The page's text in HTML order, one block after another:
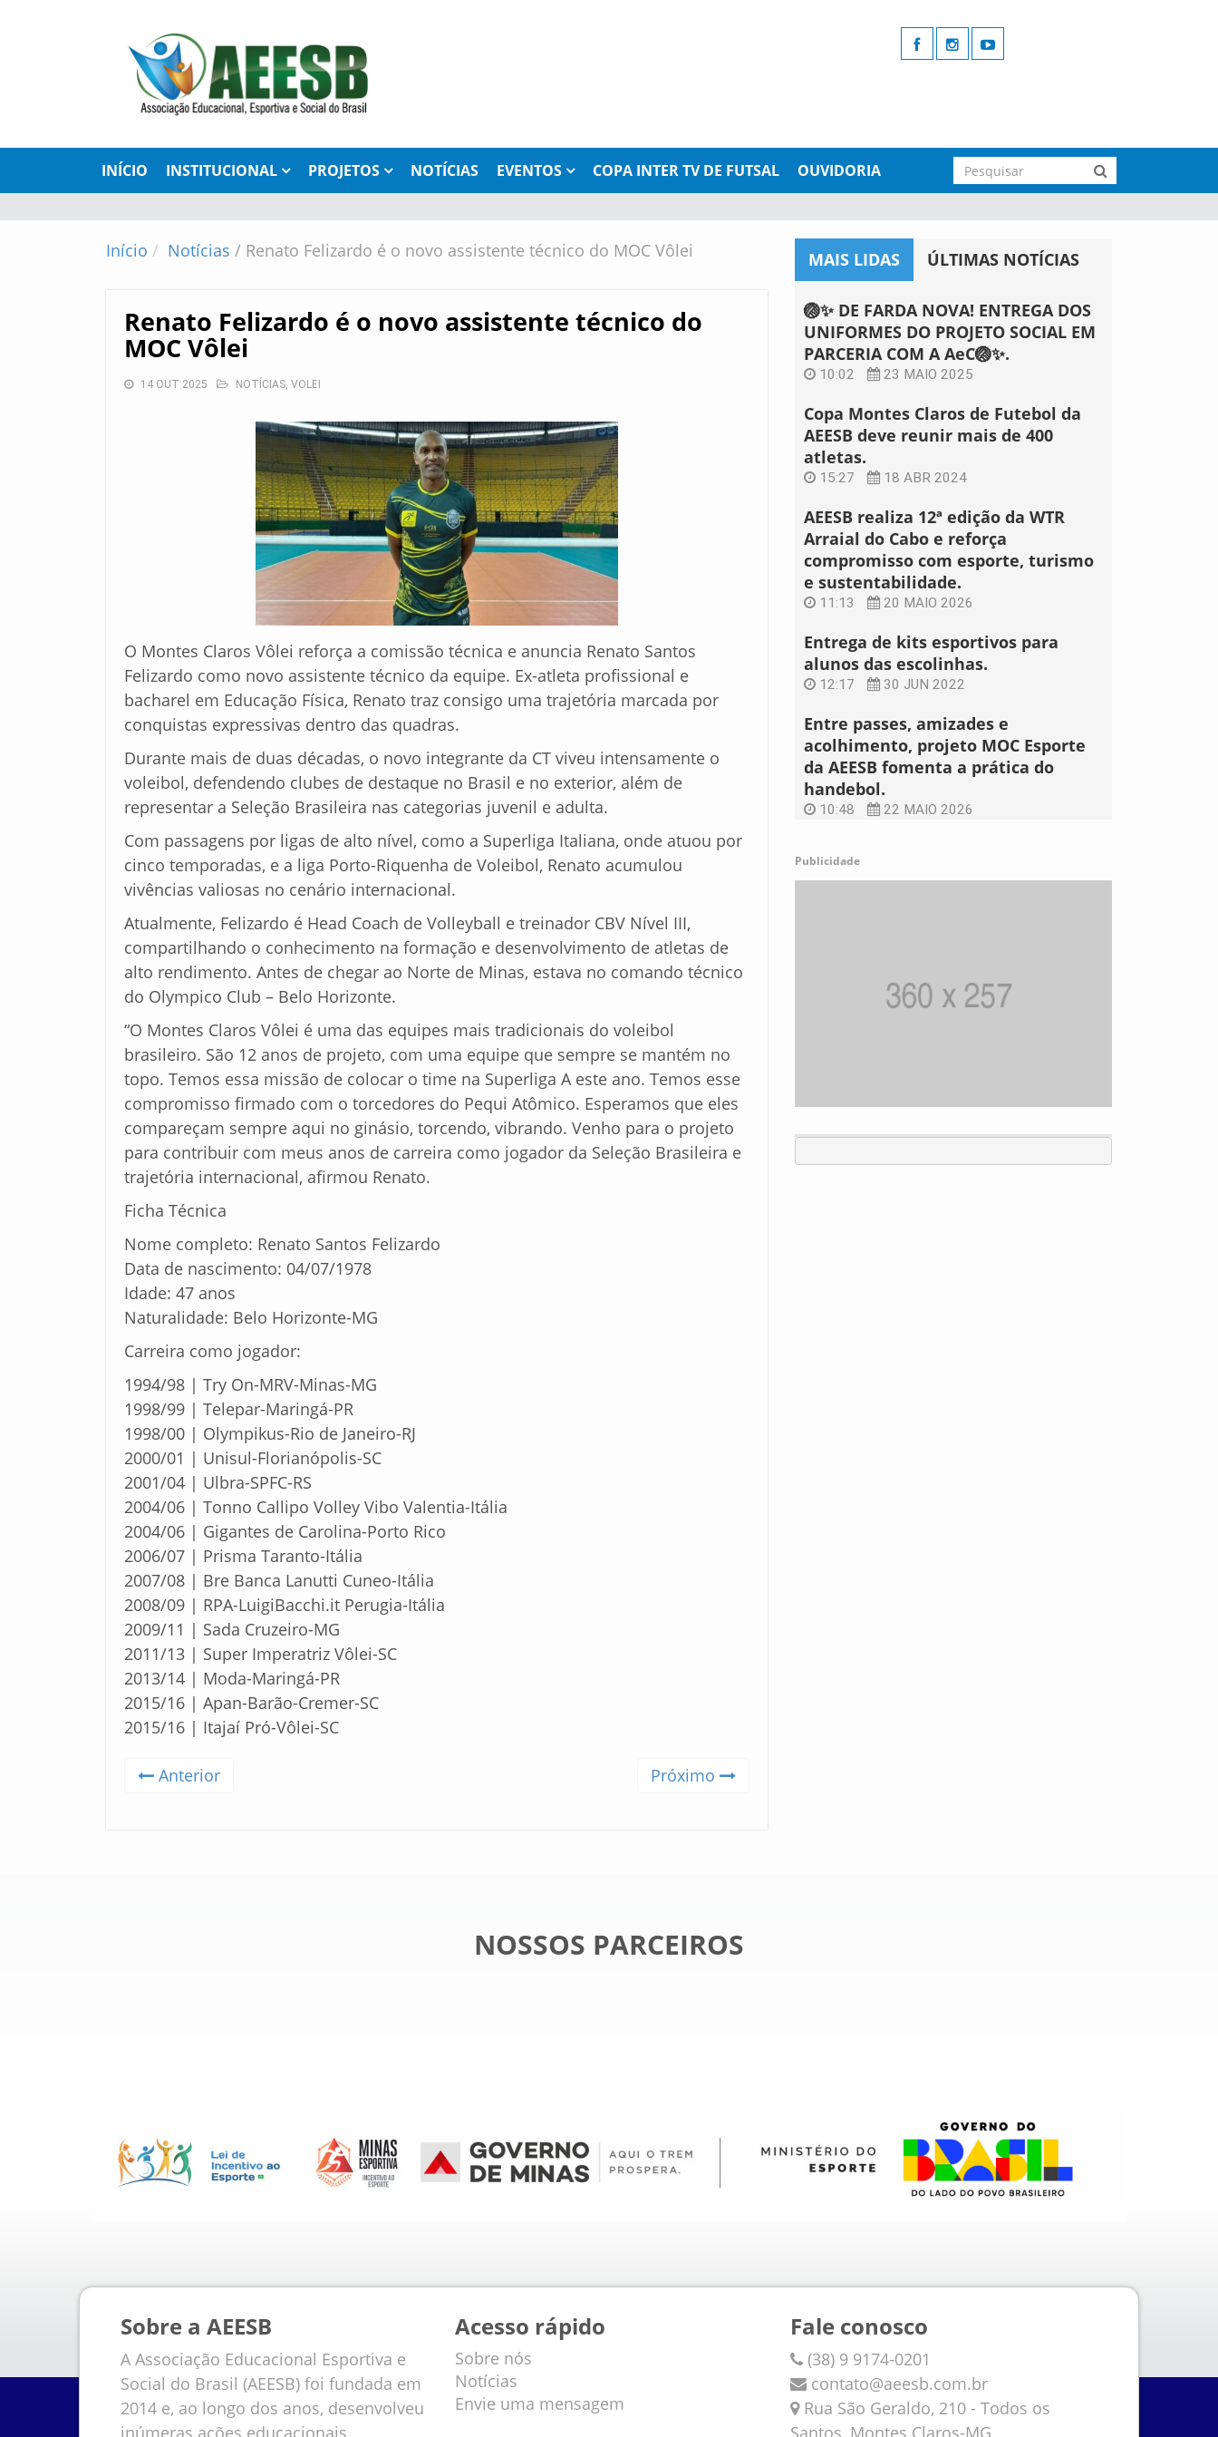
INÍCIO INSTITUCIONAL PROJETOS NOTÍCIAS EVENTOS COPA INTER TV DE FUTSAL OUVIDORIA
Início Notícias / Renato Felizardo é o novo assistente técnico do MOC Vôlei
Renato Felizardo é o novo assistente técnico do
MOC Vôlei
14 OUT 2025 NOTÍCIAS, VOLEI
O Montes Claros Vôlei reforça a comissão técnica e anuncia Renato Santos
Felizardo como novo assistente técnico da equipe. Ex-atleta profissional e
bacharel em Educação Física, Renato traz consigo uma trajetória marcada por
conquistas expressivas dentro das quadras.
Durante mais de duas décadas, o novo integrante da CT viveu intensamente o
voleibol, defendendo clubes de destaque no Brasil e no exterior, além de
representar a Seleção Brasileira nas categorias juvenil e adulta.
Com passagens por ligas de alto nível, como a Superliga Italiana, onde atuou por
cinco temporadas, e a liga Porto-Riquenha de Voleibol, Renato acumulou
vivências valiosas no cenário internacional.
Atualmente, Felizardo é Head Coach de Volleyball e treinador CBV Nível III,
compartilhando o conhecimento na formação e desenvolvimento de atletas de
alto rendimento. Antes de chegar ao Norte de Minas, estava no comando técnico
do Olympico Club – Belo Horizonte.
“O Montes Claros Vôlei é uma das equipes mais tradicionais do voleibol
brasileiro. São 12 anos de projeto, com uma equipe que sempre se mantém no
topo. Temos essa missão de colocar o time na Superliga A este ano. Temos esse
compromisso firmado com o torcedores do Pequi Atômico. Esperamos que eles
compareçam sempre aqui no ginásio, torcendo, vibrando. Venho para o projeto
para contribuir com meus anos de carreira como jogador da Seleção Brasileira e
trajetória internacional, afirmou Renato.
Ficha Técnica
Nome completo: Renato Santos Felizardo
Data de nascimento: 04/07/1978
Idade: 47 anos
Naturalidade: Belo Horizonte-MG
Carreira como jogador:
1994/98 | Try On-MRV-Minas-MG
1998/99 | Telepar-Maringá-PR
1998/00 | Olympikus-Rio de Janeiro-RJ
2000/01 | Unisul-Florianópolis-SC
2001/04 | Ulbra-SPFC-RS
2004/06 | Tonno Callipo Volley Vibo Valentia-Itália
2004/06 | Gigantes de Carolina-Porto Rico
2006/07 | Prisma Taranto-Itália
2007/08 | Bre Banca Lanutti Cuneo-Itália
2008/09 | RPA-LuigiBacchi.it Perugia-Itália
2009/11 | Sada Cruzeiro-MG
2011/13 | Super Imperatriz Vôlei-SC
2013/14 | Moda-Maringá-PR
2015/16 | Apan-Barão-Cremer-SC
2015/16 | Itajaí Pró-Vôlei-SC
Anterior Próximo
MAIS LIDAS ÚLTIMAS NOTÍCIAS
🏐✨ DE FARDA NOVA! ENTREGA DOS
UNIFORMES DO PROJETO SOCIAL EM
PARCERIA COM A AeC🏐✨.
10:02 23 MAIO 2025
Copa Montes Claros de Futebol da
AEESB deve reunir mais de 400
atletas.
15:27 18 ABR 2024
AEESB realiza 12ª edição da WTR
Arraial do Cabo e reforça
compromisso com esporte, turismo
e sustentabilidade.
11:13 20 MAIO 2026
Entrega de kits esportivos para
alunos das escolinhas.
12:17 30 JUN 2022
Entre passes, amizades e
acolhimento, projeto MOC Esporte
da AEESB fomenta a prática do
handebol.
10:48 22 MAIO 2026
Publicidade
NOSSOS PARCEIROS
Sobre a AEESB
A Associação Educacional Esportiva e
Social do Brasil (AEESB) foi fundada em
2014 e, ao longo dos anos, desenvolveu
inúmeras ações educacionais,
Acesso rápido
Sobre nós
Notícias
Envie uma mensagem
Fale conosco
(38) 9 9174-0201
contato@aeesb.com.br
Rua São Geraldo, 210 - Todos os
Santos, Montes Claros-MG